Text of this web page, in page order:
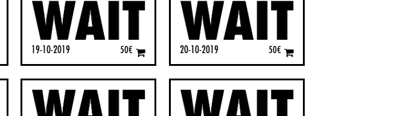
19-10-2019 50€ 20-10-2019 50€